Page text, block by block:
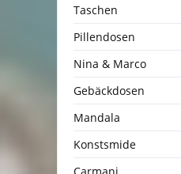
Taschen
Pillendosen
Nina & Marco
Gebäckdosen
Mandala
Konstsmide
Carmani